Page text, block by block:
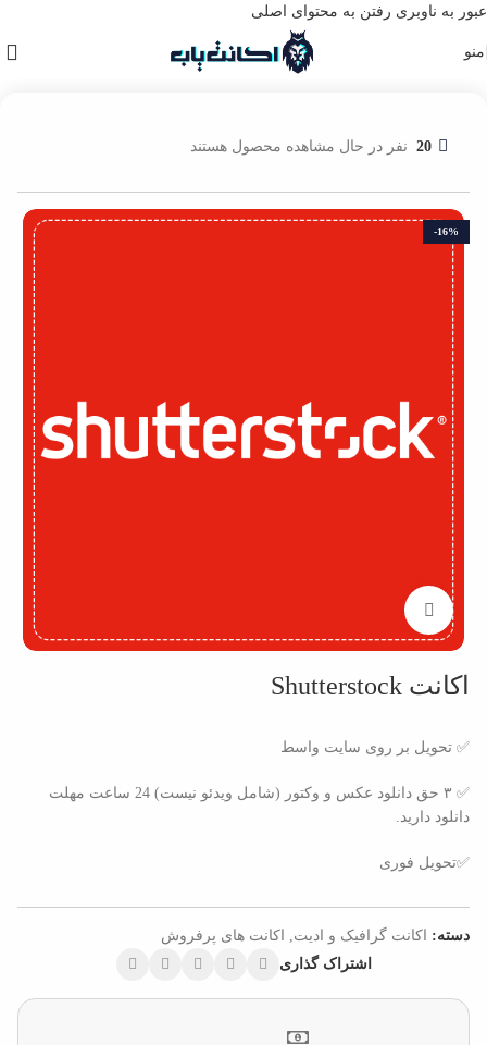
عبور به ناوبری رفتن به محتوای اصلی
منو
20 نفر در حال مشاهده محصول هستند
-16%
بزرگنمایی تصویر
اکانت Shutterstock
✅ تحویل بر روی سایت واسط
✅ ۳ حق دانلود عکس و وکتور (شامل ویدئو نیست) 24 ساعت مهلت
دانلود دارید.
✅تحویل فوری
دسته: اکانت گرافیک و ادیت, اکانت های پرفروش
اشتراک گذاری